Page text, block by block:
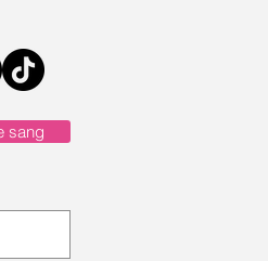
sang